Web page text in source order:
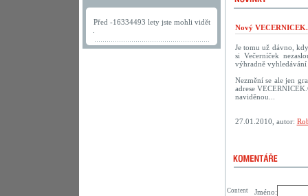
Před -16334493 lety jste mohli vidět
Nový
Je tomu už dávno,
si Večerníček
výhradně
Nezmění se ale jen
adrese
naviděnou...
27.01.2010, autor:
Jméno:
Content